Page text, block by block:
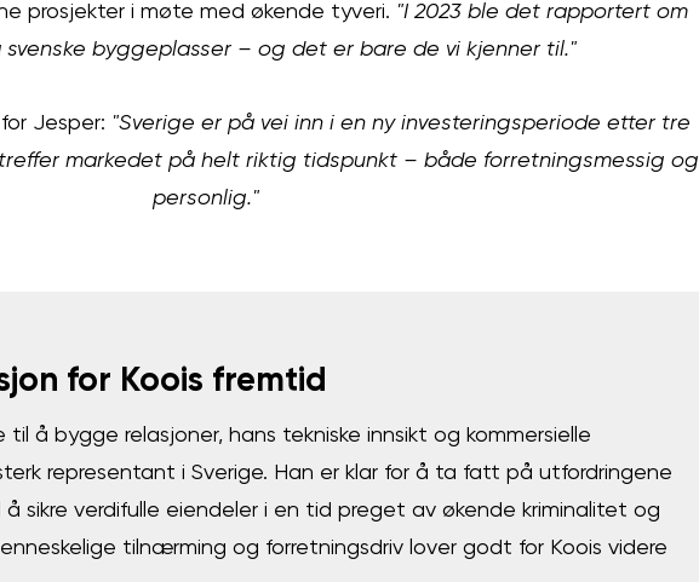
prosjekter i møte med økende tyveri. "I 2023 ble det rapportert om
byggeplasser – og det er bare de vi kjenner til."
Jesper: "Sverige er på vei inn i en ny investeringsperiode etter tre
markedet på helt riktig tidspunkt – både forretningsmessig og
personlig."
for Koois fremtid
å bygge relasjoner, hans tekniske innsikt og kommersielle
representant i Sverige. Han er klar for å ta fatt på utfordringene
sikre verdifulle eiendeler i en tid preget av økende kriminalitet og
tilnærming og forretningsdriv lover godt for Koois videre